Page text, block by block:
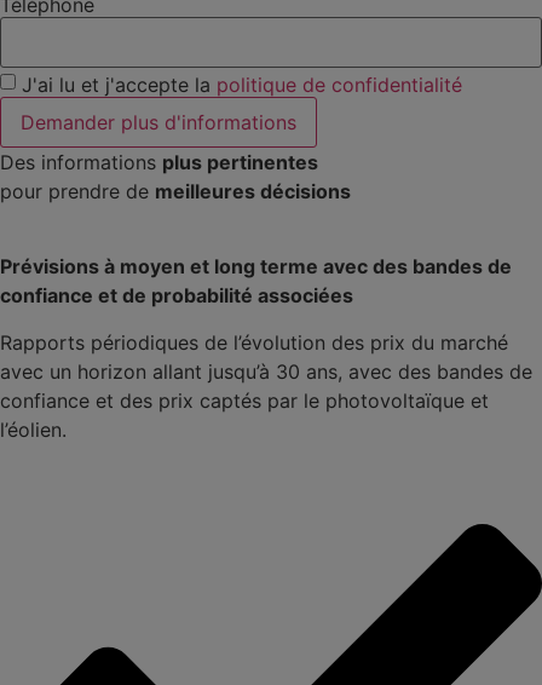
J'ai lu et j'accepte la politique de confidentialité
Demander plus d'informations
Des informations plus pertinentes
pour prendre de meilleures décisions
Prévisions à moyen et long terme avec des bandes de
confiance et de probabilité associées
Rapports périodiques de l’évolution des prix du marché
avec un horizon allant jusqu’à 30 ans, avec des bandes de
confiance et des prix captés par le photovoltaïque et
l’éolien.